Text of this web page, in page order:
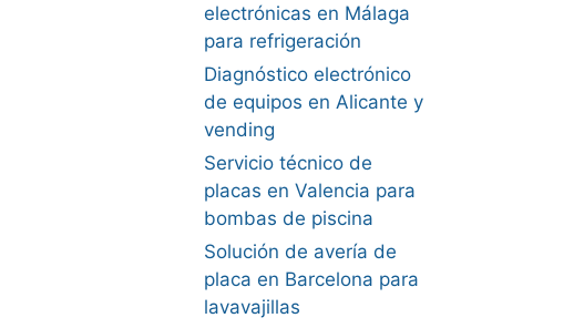
electrónicas en Málaga
para refrigeración
Diagnóstico electrónico
de equipos en Alicante y
vending
Servicio técnico de
placas en Valencia para
bombas de piscina
Solución de avería de
placa en Barcelona para
lavavajillas